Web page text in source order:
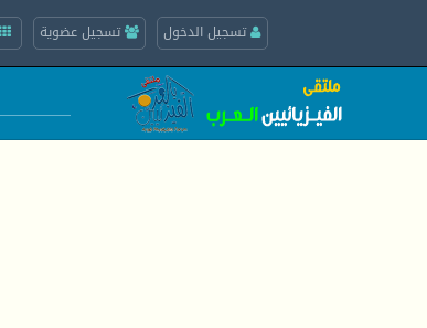
تسجيل الدخول تسجيل عضوية